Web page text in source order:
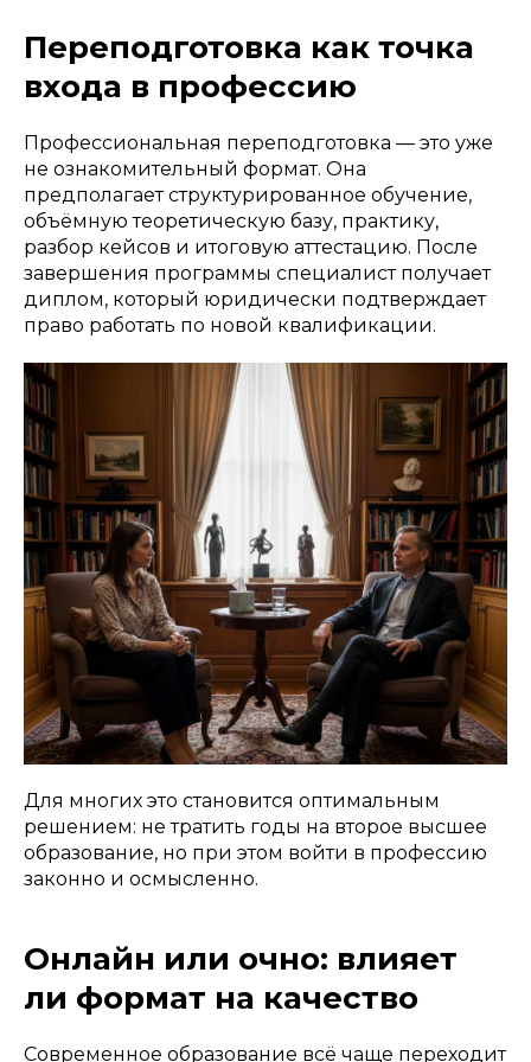
Переподготовка как точка
входа в профессию
Профессиональная переподготовка — это уже
не ознакомительный формат. Она
предполагает структурированное обучение,
объёмную теоретическую базу, практику,
разбор кейсов и итоговую аттестацию. После
завершения программы специалист получает
диплом, который юридически подтверждает
право работать по новой квалификации.
Для многих это становится оптимальным
решением: не тратить годы на второе высшее
образование, но при этом войти в профессию
законно и осмысленно.
Онлайн или очно: влияет
ли формат на качество
Современное образование всё чаще переходит